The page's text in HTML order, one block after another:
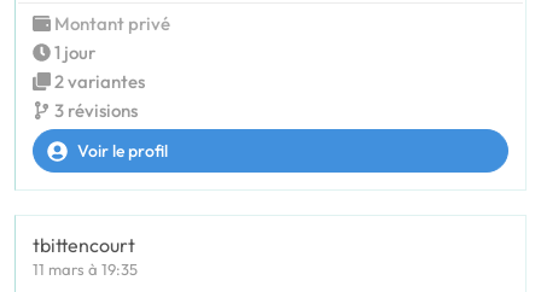
Montant privé
1 jour
2 variantes
3 révisions
Voir le profil
tbittencourt
11 mars à 19:35